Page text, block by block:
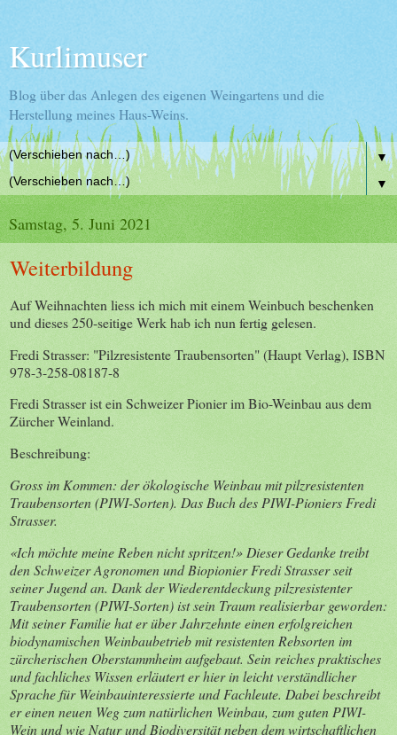
Kurlimuser
Blog über das Anlegen des eigenen Weingartens und die
Herstellung meines Haus-Weins.
▼
▼
Samstag, 5. Juni 2021
Weiterbildung
Auf Weihnachten liess ich mich mit einem Weinbuch beschenken
und dieses 250-seitige Werk hab ich nun fertig gelesen.
Fredi Strasser: "Pilzresistente Traubensorten" (Haupt Verlag), ISBN
978-3-258-08187-8
Fredi Strasser ist ein Schweizer Pionier im Bio-Weinbau aus dem
Zürcher Weinland.
Beschreibung:
Gross im Kommen: der ökologische Weinbau mit pilzresistenten
Traubensorten (PIWI-Sorten). Das Buch des PIWI-Pioniers Fredi
Strasser.
«Ich möchte meine Reben nicht spritzen!» Dieser Gedanke treibt
den Schweizer Agronomen und Biopionier Fredi Strasser seit
seiner Jugend an. Dank der Wiederentdeckung pilzresistenter
Traubensorten (PIWI-Sorten) ist sein Traum realisierbar geworden:
Mit seiner Familie hat er über Jahrzehnte einen erfolgreichen
biodynamischen Weinbaubetrieb mit resistenten Rebsorten im
zürcherischen Oberstammheim aufgebaut. Sein reiches praktisches
und fachliches Wissen erläutert er hier in leicht verständlicher
Sprache für Weinbauinteressierte und Fachleute. Dabei beschreibt
er einen neuen Weg zum natürlichen Weinbau, zum guten PIWI-
Wein und wie Natur und Biodiversität neben dem wirtschaftlichen